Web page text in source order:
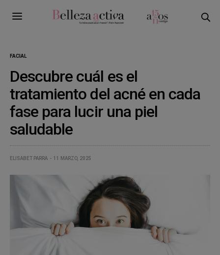
FACIAL
Descubre cuál es el
tratamiento del acné en cada
fase para lucir una piel
saludable
ELISABET PARRA 11 MARZO, 2025